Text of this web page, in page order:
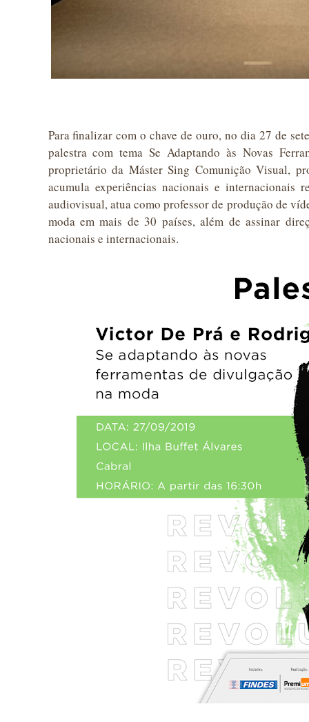
Para finalizar com o chave de ouro, no dia 27 de
palestra com tema Se Adaptando às Novas
proprietário da Máster Sing Comunição Visual,
acumula experiências nacionais e internacionais
audiovisual, atua como professor de produção de
moda em mais de 30 países, além de assinar
nacionais e internacionais.